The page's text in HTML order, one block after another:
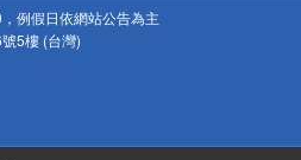
例假日依網站公告為主
5樓 (台灣)